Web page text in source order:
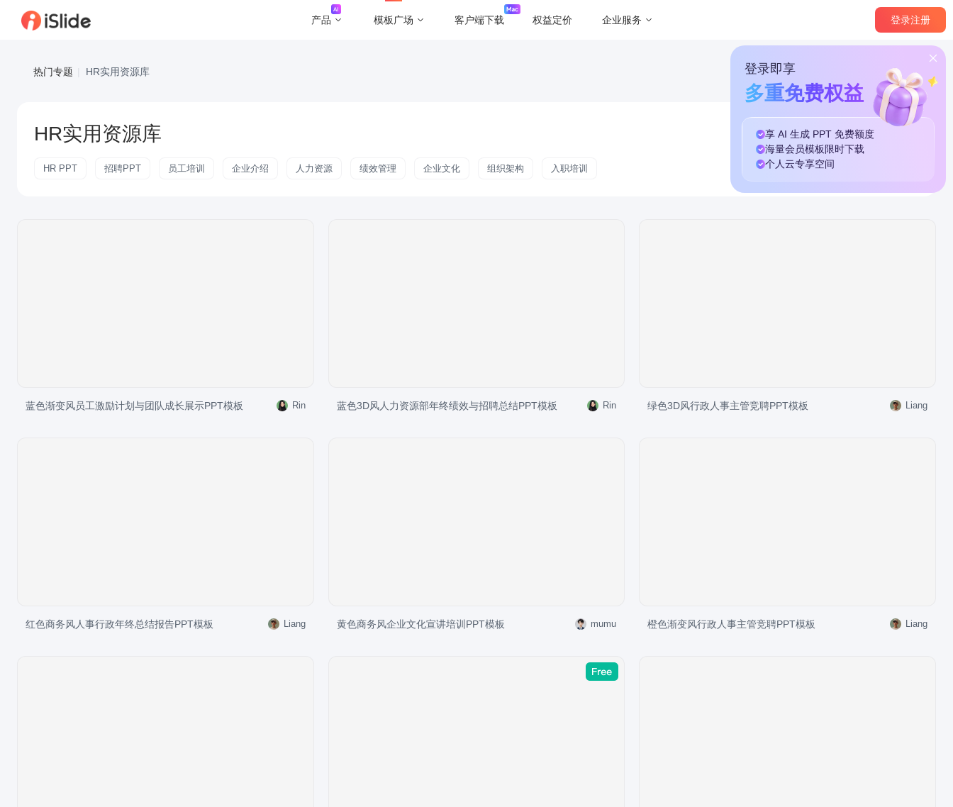
产品 模板广场 客户端下载 权益定价 企业服务 登录注册
登录即享
多重免费权益
享 AI 生成 PPT 免费额度
海量会员模板 限时下载
个人云专享空间
热门专题 HR实用资源库
HR实用资源库
HR PPT 招聘PPT 员工培训 企业介绍 人力资源 绩效管理 企业文化 组织架构 入职培训
蓝色渐变风员工激励计划与团队成长展示PPT模板 Rin 蓝色3D风人力资源部年终绩效与招聘总结PPT模板 Rin 绿色3D风行政人事主管竞聘PPT模板 Liang
红色商务风人事行政年终总结报告PPT模板 Liang 黄色商务风企业文化宣讲培训PPT模板 mumu 橙色渐变风行政人事主管竞聘PPT模板 Liang